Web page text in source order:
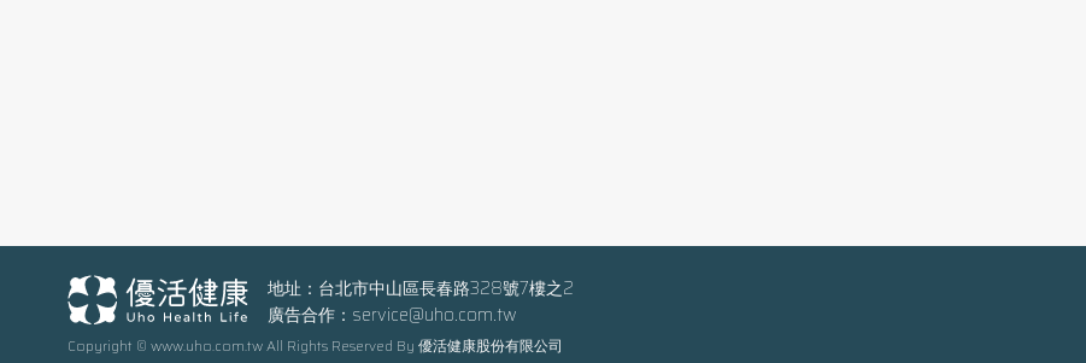
率最高的國家之一，飲酒所造成的癌症與疾病負
擔相對更為嚴重。研究顯示，台灣約每10位癌症
地址：台北市中山區長春路328號7樓之2
廣告合作： service@uho.com.tw
Copyright © www.uho.com.tw All Rights Reserved By 優活健康股份有限公司